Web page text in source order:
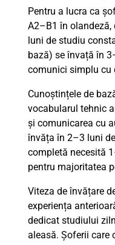
Pentru a lucra ca
A2–B1 în
luni de studiu
bază) se învață în
comunici simplu cu
Cunoștințele de
vocabularul tehnic
și comunicarea cu
învăța în 2–3 luni
completă necesită
pentru majoritatea
Viteza de învățare
experiența
dedicat studiului
aleasă. Șoferii care